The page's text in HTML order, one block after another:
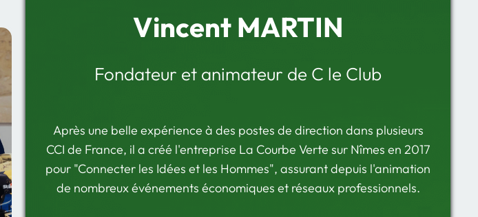
Vincent MARTIN
Fondateur et animateur de C le Club
Après une belle expérience à des postes de direction dans plusieurs
CCI de France, il a créé l'entreprise La Courbe Verte sur Nîmes en 2017
pour "Connecter les Idées et les Hommes", assurant depuis l'animation
de nombreux événements économiques et réseaux professionnels.